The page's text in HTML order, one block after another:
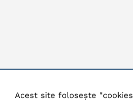
Acest site folosește